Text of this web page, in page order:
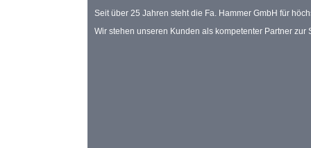
Seit über 25 Jahren steht die Fa. Hammer GmbH für
Wir stehen unseren Kunden als kompetenter Partner zur